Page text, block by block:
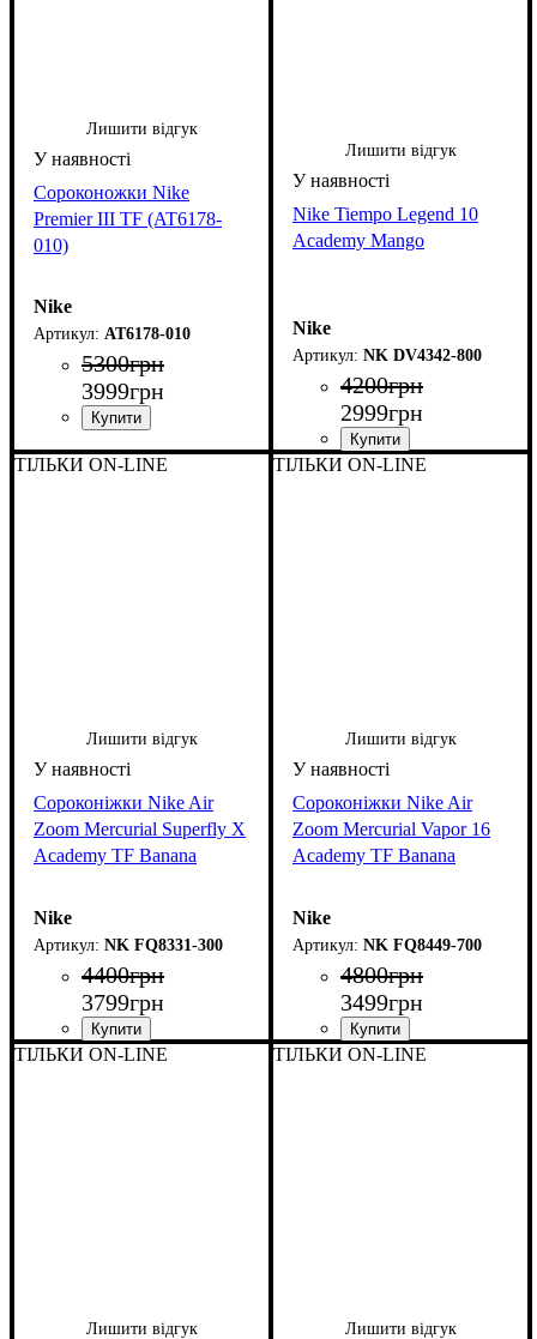
Лишити відгук
Сороконожки Nike
Premier III TF (AT6178-
010)
Nike
AT6178-010
5300грн
3999грн
Лишити відгук
Nike Tiempo Legend 10
Academy Mango
Nike
NK DV4342-800
4200грн
2999грн
ТІЛЬКИ ON-LINE
Лишити відгук
Сороконіжки Nike Air
Zoom Mercurial Superfly X
Academy TF Banana
Nike
NK FQ8331-300
4400грн
3799грн
ТІЛЬКИ ON-LINE
Лишити відгук
Сороконіжки Nike Air
Zoom Mercurial Vapor 16
Academy TF Banana
Nike
NK FQ8449-700
4800грн
3499грн
ТІЛЬКИ ON-LINE
Лишити відгук
ТІЛЬКИ ON-LINE
Лишити відгук